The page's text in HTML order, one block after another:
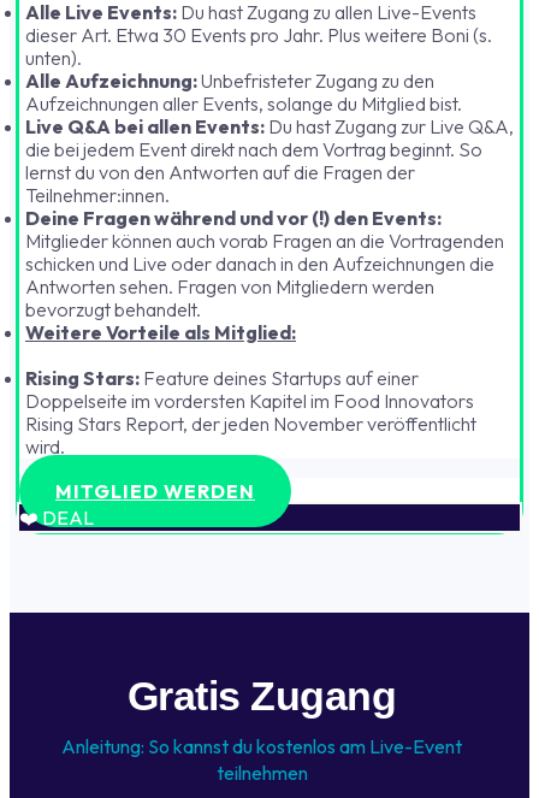
Alle Live Events: Du hast Zugang zu allen Live-Events
dieser Art. Etwa 30 Events pro Jahr. Plus weitere Boni (s.
unten).
Alle Aufzeichnung:Unbefristeter Zugang zu den
Aufzeichnungen aller Events, solange du Mitglied bist.
Live Q&A bei allen Events: Du hast Zugang zur Live Q&A,
die bei jedem Event direkt nach dem Vortrag beginnt. So
lernst du von den Antworten auf die Fragen der
Teilnehmer:innen.
Deine Fragen während und vor (!) den Events:
Mitglieder können auch vorab Fragen an die Vortragenden
schicken und Live oder danach in den Aufzeichnungen die
Antworten sehen. Fragen von Mitgliedern werden
bevorzugt behandelt.
Weitere Vorteile als Mitglied:
Rising Stars: Feature deines Startups auf einer
Doppelseite im vordersten Kapitel im Food Innovators
Rising Stars Report, der jeden November veröffentlicht
wird.
MITGLIED WERDEN
❤️️ DEAL
Gratis Zugang
Anleitung: So kannst du kostenlos am Live-Event
teilnehmen